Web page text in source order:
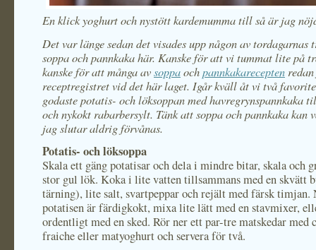
En klick yoghurt och nystött kardemumma till så är jag
Det var länge sedan det visades upp någon av
soppa och pannkaka här. Kanske för att vi tummat lite på
kanske för att många avsoppaochpannkakarecepten
receptregistret vid det här laget. Igår kväll åt vi två
godaste potatis- och löksoppan med havregrynspannkaka
och nykokt rabarbersylt. Tänk att soppa och pannkaka kan
jag slutar aldrig förvånas.
Potatis- och löksoppa
Skala ett gäng potatisar och dela i mindre bitar, skala och
stor gul lök. Koka i lite vatten tillsammans med en skvätt
tärning), lite salt, svartpeppar och rejält med färsk timjan.
potatisen är färdigkokt, mixa lite lätt med en stavmixer,
ordentligt med en sked. Rör ner ett par-tre matskedar med
fraiche eller matyoghurt och servera för två.